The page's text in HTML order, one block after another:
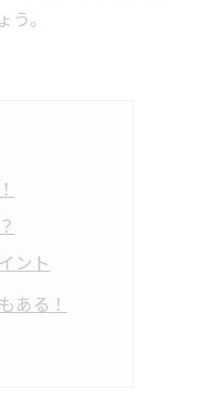
。
ント
ある！